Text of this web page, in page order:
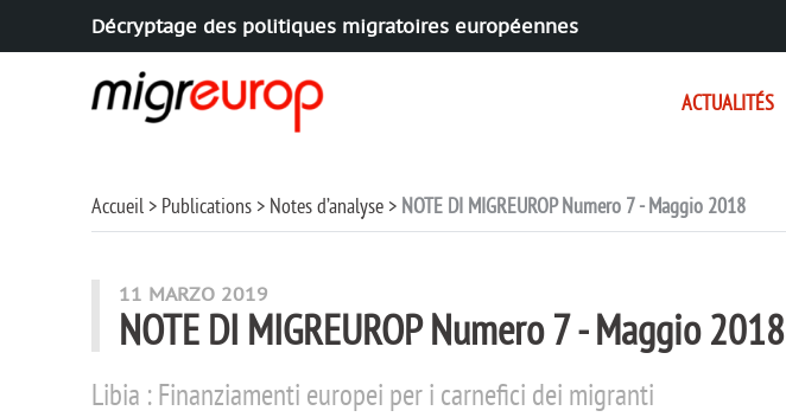
Aller à la navigation
Aller au contenu
Décryptage des politiques migratoires européennes
ACTUALITÉS
Accueil Publications Notes d’analyse NOTE DI MIGREUROP Numero 7 - Maggio 2018
11 MARZO 2019
NOTE DI MIGREUROP Numero 7 - Maggio 2018
Libia : Finanziamenti europei per i carnefici dei migranti